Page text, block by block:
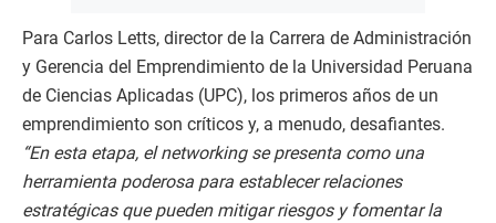
Para Carlos Letts, director de la Carrera de Administración
y Gerencia del Emprendimiento de la Universidad Peruana
de Ciencias Aplicadas (UPC), los primeros años de un
emprendimiento son críticos y, a menudo, desafiantes.
“En esta etapa, el networking se presenta como una
herramienta poderosa para establecer relaciones
estratégicas que pueden mitigar riesgos y fomentar la